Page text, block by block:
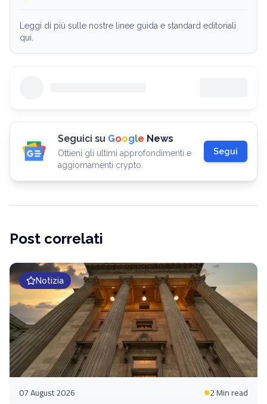
Leggi di più sulle nostre linee guida e standard editoriali
qui.
Seguici su Google News
Ottieni gli ultimi approfondimenti e
aggiornamenti crypto.
Segui
Post correlati
Notizia
07 August 2026 2 Minread